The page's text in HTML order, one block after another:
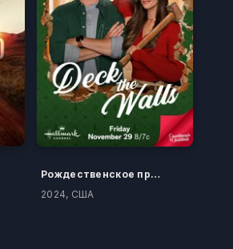
Рождественское преображение
2024, США